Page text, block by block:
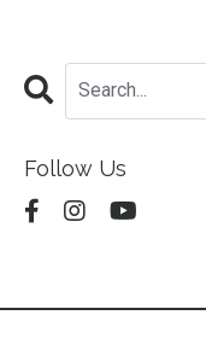
Follow Us